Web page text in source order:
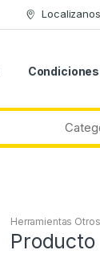
Localizanos
Herramientas Otros
Producto